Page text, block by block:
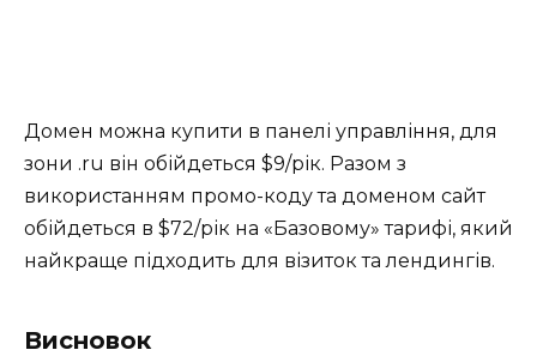
Домен можна купити в панелі управління, для
зони .ru він обійдеться $9/рік. Разом з
використанням промо-коду та доменом сайт
обійдеться в $72/рік на «Базовому» тарифі, який
найкраще підходить для візиток та лендингів.
Висновок